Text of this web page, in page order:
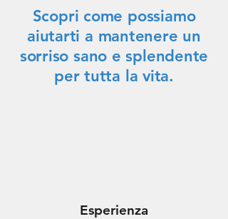
Scopri come possiamo
aiutarti a mantenere un
sorriso sano e splendente
per tutta la vita.
Esperienza